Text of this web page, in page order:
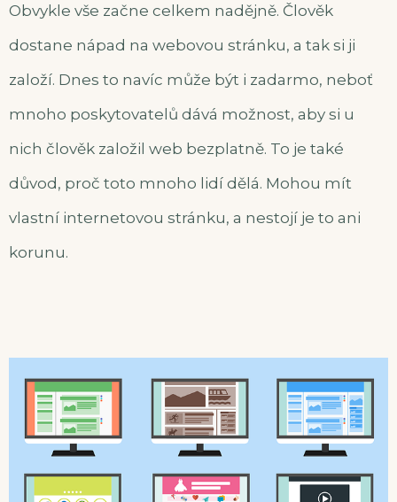
Obvykle vše začne celkem nadějně. Člověk
dostane nápad na webovou stránku, a tak si ji
založí. Dnes to navíc může být i zadarmo, neboť
mnoho poskytovatelů dává možnost, aby si u
nich člověk založil web bezplatně. To je také
důvod, proč toto mnoho lidí dělá. Mohou mít
vlastní internetovou stránku, a nestojí je to ani
korunu.